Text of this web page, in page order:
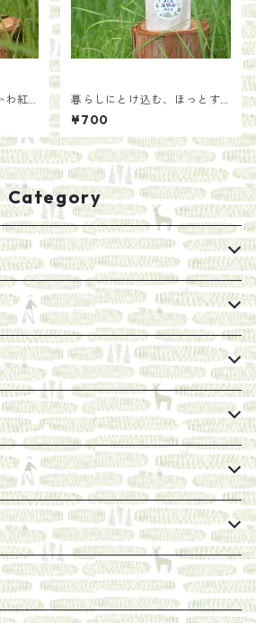
わ紅
暮らしにとけ込む、ほっとす
る味 玉緑茶【手土産用パッ
ケージ30g】
¥700
Category
れど、長く売り続けたい一冊
関連本